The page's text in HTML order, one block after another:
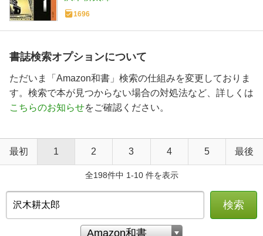
1696
書誌検索オプションについて
ただいま「Amazon和書」検索の仕組みを変更しておりま
す。検索で本が見つからない場合の対処法など、詳しくは
こちらのお知らせをご確認ください。
最初 1 2 3 4 5 最後
全198件中 1-10 件を表示
検索